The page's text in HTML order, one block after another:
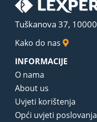
Tuškanova 37,
Kako do nas
INFORMACIJE
O nama
About us
Uvjeti korištenja
Opći uvjeti poslovanja